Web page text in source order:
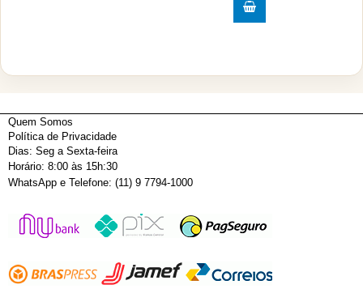
Quem Somos
Política de Privacidade
Dias: Seg a Sexta-feira
Horário: 8:00 às 15h:30
WhatsApp e Telefone: (11) 9 7794-1000